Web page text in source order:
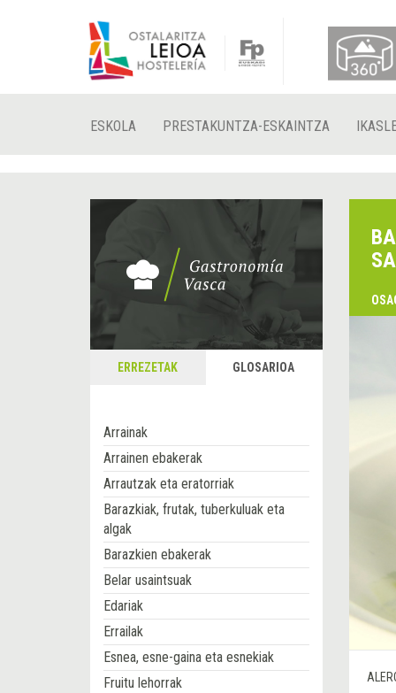
ESKOLA PRESTAKUNTZA-ESKAINTZA
ERREZETAK GLOSARIOA
Arrainak
Arrainen ebakerak
Arrautzak eta eratorriak
Barazkiak, frutak, tuberkuluak eta
algak
Barazkien ebakerak
Belar usaintsuak
Edariak
Errailak
Esnea, esne-gaina eta esnekiak
Fruitu lehorrak